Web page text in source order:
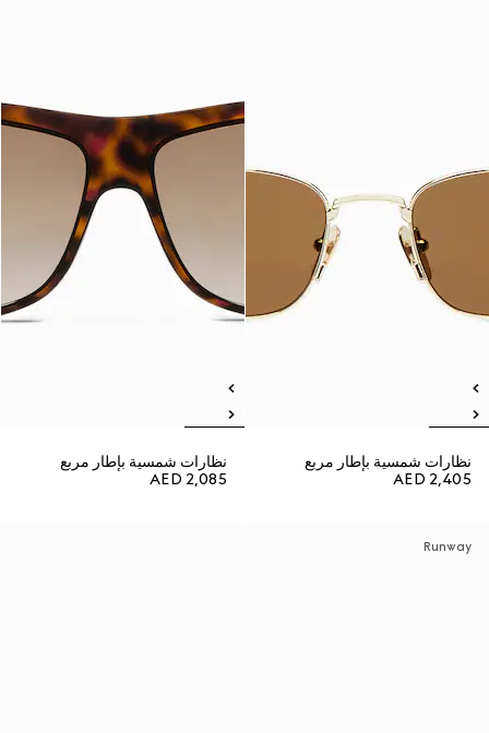
نظارات شمسية بإطار مربع
AED 2,405
نظارات شمسية بإطار مربع
AED 2,085
Runway